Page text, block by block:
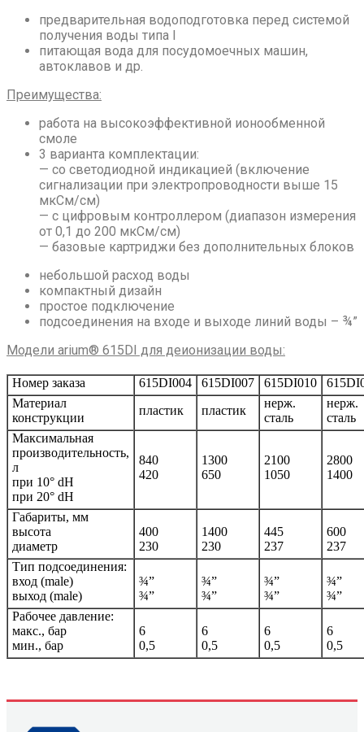
предварительная водоподготовка перед системой
получения воды типа I
питающая вода для посудомоечных машин,
автоклавов и др.
Преимущества:
работа на высокоэффективной ионообменной
смоле
3 варианта комплектации:
— со светодиодной индикацией (включение
сигнализации при электропроводности выше 15
мкСм/см)
— с цифровым контроллером (диапазон измерения
от 0,1 до 200 мкСм/см)
— базовые картриджи без дополнительных блоков
небольшой расход воды
компактный дизайн
простое подключение
подсоединения на входе и выходе линий воды – ¾”
Модели arium® 615DI для деионизации воды:
Номер заказа 615DI004 615DI007 615DI010
Материал
конструкции
пластик пластик
нерж.
сталь
нерж.
сталь
Максимальная
производительность,
л
при 10° dH
при 20° dH
840
420
1300
650
2100
1050
2800
1400
Габариты, мм
высота
диаметр
400
230
1400
230
445
237
600
237
Тип подсоединения:
вход (male)
выход (male)
¾”
¾”
¾”
¾”
¾”
¾”
¾”
¾”
Рабочее давление:
макс., бар
мин., бар
6
0,5
6
0,5
6
0,5
6
0,5